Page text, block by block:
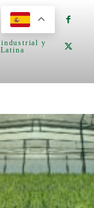
industrial y